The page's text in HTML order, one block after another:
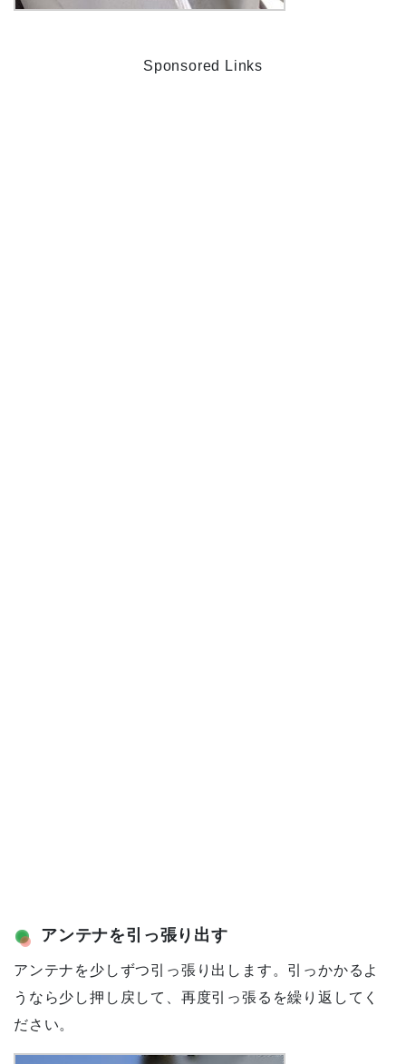
Sponsored Links
アンテナを引っ張り出す
アンテナを少しずつ引っ張り出します。引っかかるよ
うなら少し押し戻して、再度引っ張るを繰り返してく
ださい。